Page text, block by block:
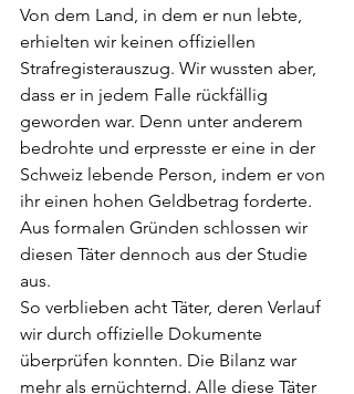
Von dem Land, in dem er nun lebte,
erhielten wir keinen offiziellen
Strafregisterauszug. Wir wussten aber,
dass er in jedem Falle rückfällig
geworden war. Denn unter anderem
bedrohte und erpresste er eine in der
Schweiz lebende Person, indem er von
ihr einen hohen Geldbetrag forderte.
Aus formalen Gründen schlossen wir
diesen Täter dennoch aus der Studie
aus.
So verblieben acht Täter, deren Verlauf
wir durch offizielle Dokumente
überprüfen konnten. Die Bilanz war
mehr als ernüchternd. Alle diese Täter